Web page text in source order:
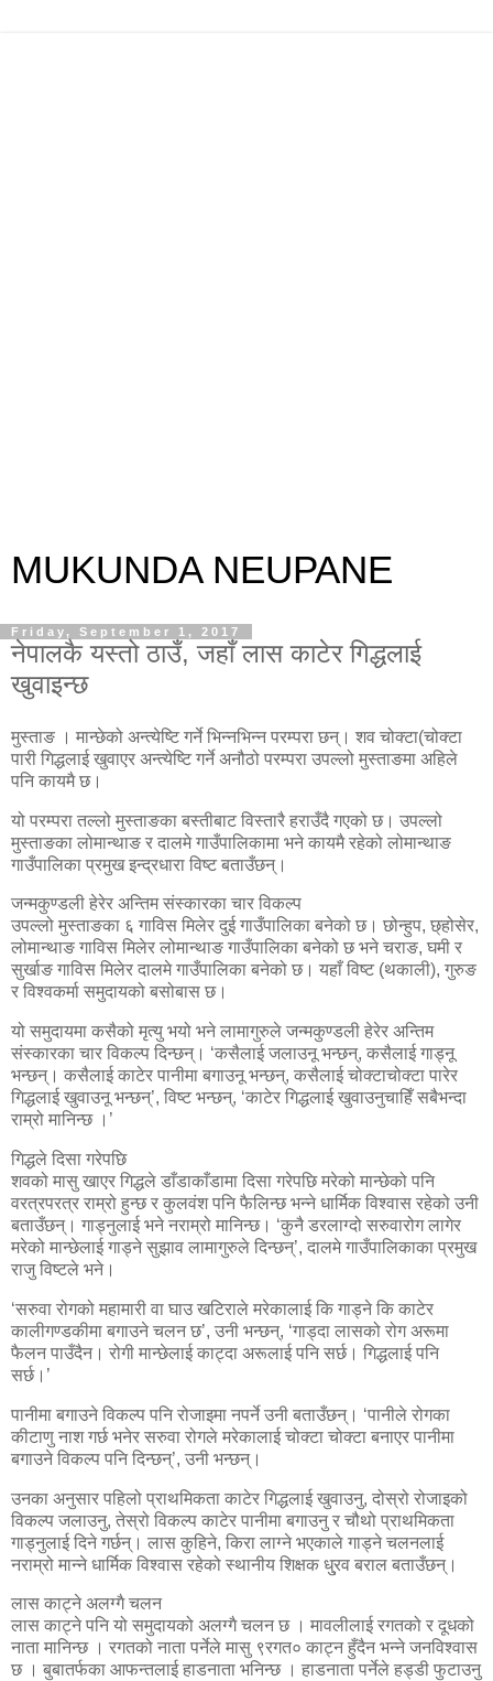
MUKUNDA NEUPANE
Friday, September 1, 2017
नेपालकै यस्तो ठाउँ, जहाँ लास काटेर गिद्धलाई
खुवाइन्छ
मुस्ताङ । मान्छेको अन्त्येष्टि गर्ने भिन्नभिन्न परम्परा छन्। शव चोक्टा(चोक्टा
पारी गिद्धलाई खुवाएर अन्त्येष्टि गर्ने अनौठो परम्परा उपल्लो मुस्ताङमा अहिले
पनि कायमै छ।
यो परम्परा तल्लो मुस्ताङका बस्तीबाट विस्तारै हराउँदै गएको छ। उपल्लो
मुस्ताङका लोमान्थाङ र दालमे गाउँपालिकामा भने कायमै रहेको लोमान्थाङ
गाउँपालिका प्रमुख इन्द्रधारा विष्ट बताउँछन्।
जन्मकुण्डली हेरेर अन्तिम संस्कारका चार विकल्प
उपल्लो मुस्ताङका ६ गाविस मिलेर दुई गाउँपालिका बनेको छ। छोन्हुप, छ्होसेर,
लोमान्थाङ गाविस मिलेर लोमान्थाङ गाउँपालिका बनेको छ भने चराङ, घमी र
सुर्खाङ गाविस मिलेर दालमे गाउँपालिका बनेको छ। यहाँ विष्ट (थकाली), गुरुङ
र विश्वकर्मा समुदायको बसोबास छ।
यो समुदायमा कसैको मृत्यु भयो भने लामागुरुले जन्मकुण्डली हेरेर अन्तिम
संस्कारका चार विकल्प दिन्छन्। ‘कसैलाई जलाउनू भन्छन्, कसैलाई गाड्नू
भन्छन्। कसैलाई काटेर पानीमा बगाउनू भन्छन्, कसैलाई चोक्टाचोक्टा पारेर
गिद्धलाई खुवाउनू भन्छन्’, विष्ट भन्छन्, ‘काटेर गिद्धलाई खुवाउनुचाहिँ सबैभन्दा
राम्रो मानिन्छ ।’
गिद्धले दिसा गरेपछि
शवको मासु खाएर गिद्धले डाँडाकाँडामा दिसा गरेपछि मरेको मान्छेको पनि
वरत्रपरत्र राम्रो हुन्छ र कुलवंश पनि फैलिन्छ भन्ने धार्मिक विश्वास रहेको उनी
बताउँछन्। गाड्नुलाई भने नराम्रो मानिन्छ। ‘कुनै डरलाग्दो सरुवारोग लागेर
मरेको मान्छेलाई गाड्ने सुझाव लामागुरुले दिन्छन्’, दालमे गाउँपालिकाका प्रमुख
राजु विष्टले भने।
‘सरुवा रोगको महामारी वा घाउ खटिराले मरेकालाई कि गाड्ने कि काटेर
कालीगण्डकीमा बगाउने चलन छ’, उनी भन्छन्, ‘गाड्दा लासको रोग अरूमा
फैलन पाउँदैन। रोगी मान्छेलाई काट्दा अरूलाई पनि सर्छ। गिद्धलाई पनि
सर्छ।’
पानीमा बगाउने विकल्प पनि रोजाइमा नपर्ने उनी बताउँछन्। ‘पानीले रोगका
कीटाणु नाश गर्छ भनेर सरुवा रोगले मरेकालाई चोक्टा चोक्टा बनाएर पानीमा
बगाउने विकल्प पनि दिन्छन्’, उनी भन्छन्।
उनका अनुसार पहिलो प्राथमिकता काटेर गिद्धलाई खुवाउनु, दोस्रो रोजाइको
विकल्प जलाउनु, तेस्रो विकल्प काटेर पानीमा बगाउनु र चौथो प्राथमिकता
गाड्नुलाई दिने गर्छन्। लास कुहिने, किरा लाग्ने भएकाले गाड्ने चलनलाई
नराम्रो मान्ने धार्मिक विश्वास रहेको स्थानीय शिक्षक धु्रव बराल बताउँछन्।
लास काट्ने अलग्गै चलन
लास काट्ने पनि यो समुदायको अलग्गै चलन छ । मावलीलाई रगतको र दूधको
नाता मानिन्छ । रगतको नाता पर्नेले मासु ९रगत० काट्न हुँदैन भन्ने जनविश्वास
छ । बुबातर्फका आफन्तलाई हाडनाता भनिन्छ । हाडनाता पर्नेले हड्डी फुटाउनु